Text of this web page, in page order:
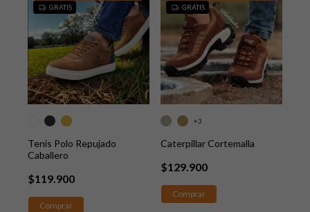
GRATIS
Tenis Polo Repujado
Caballero
$119.900
Comprar
GRATIS
Caterpillar Cortemalla
$129.900
+3
Comprar